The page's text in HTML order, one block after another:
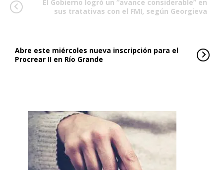
El Gobierno logró un “avance considerable” en
sus tratativas con el FMI, según Georgieva
Abre este miércoles nueva inscripción para el
Procrear II en Río Grande